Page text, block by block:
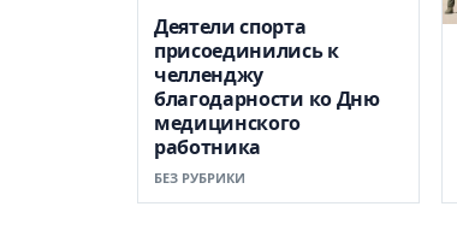
Деятели спорта
присоединились к
челленджу
благодарности ко Дню
медицинского
работника
БЕЗ РУБРИКИ